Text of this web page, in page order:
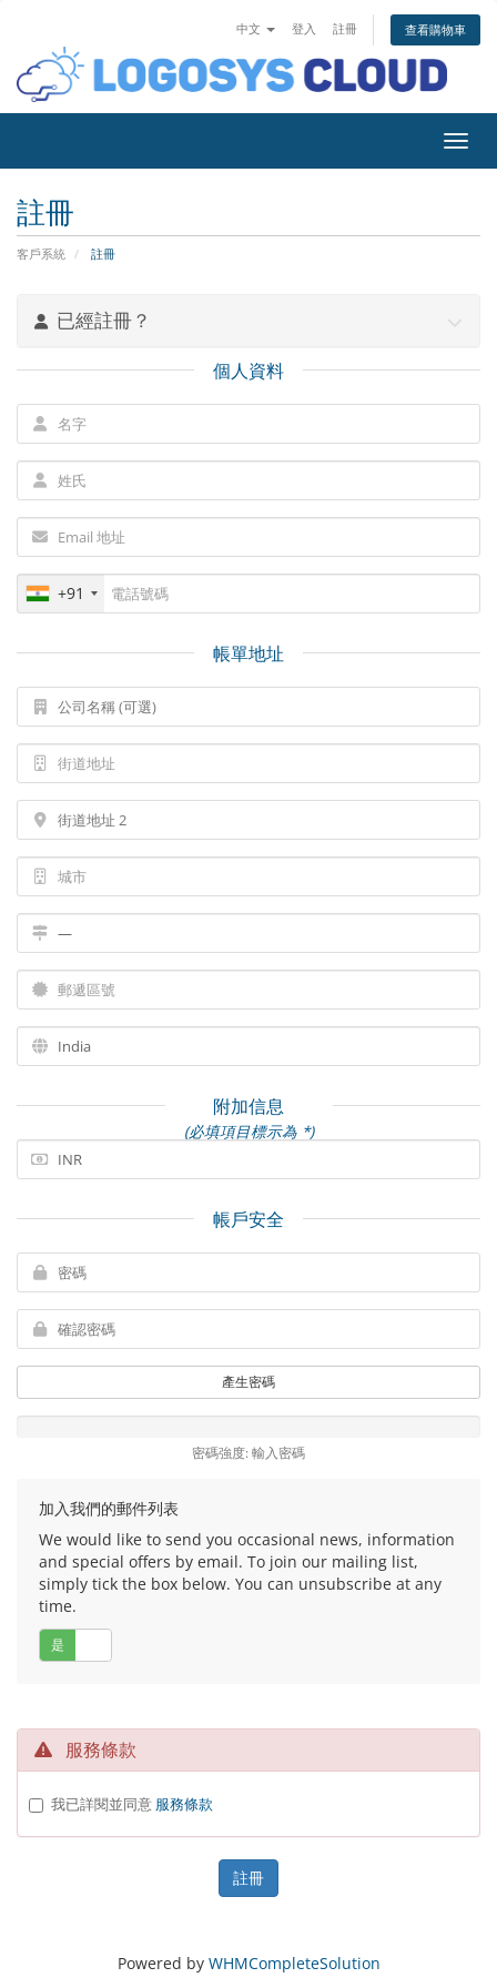
中文 登入 註冊 查看購物車
切換
註冊
客戶系統 註冊
已經註冊？
個人資料
+91
帳單地址
附加信息
(必填項目標示為 *)
帳戶安全
產生密碼
密碼強度: 輸入密碼
加入我們的郵件列表
We would like to send you occasional news, information
and special offers by email. To join our mailing list,
simply tick the box below. You can unsubscribe at any
time.
是
服務條款
我已詳閱並同意 服務條款
Powered by WHMCompleteSolution